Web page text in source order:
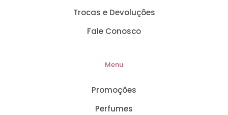
Trocas e Devoluções
Fale Conosco
Menu
Promoções
Perfumes